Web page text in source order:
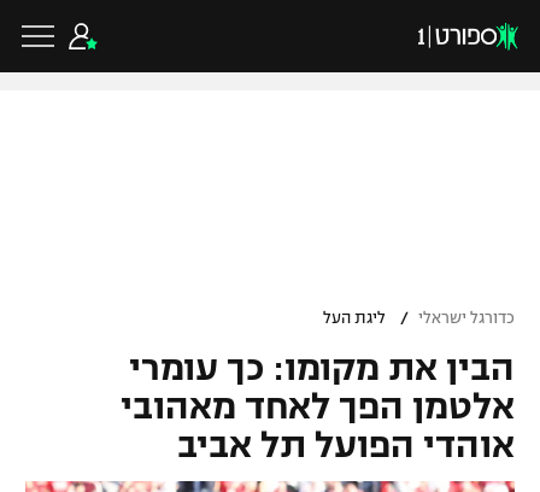
גביע הטוטו
ליגיונרים
ליגת האלופות
ליגה אירופית
ליגה אנגלית
כדורסל ישראלי
ליגת ווינר סל
כדורסל עולמי
כדורגל ישראלי / ליגת העל
הבין את מקומו: כך עומרי
אלטמן הפך לאחד מאהובי
אוהדי הפועל תל אביב